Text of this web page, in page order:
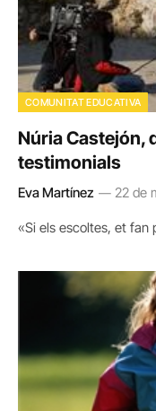
COMUNITAT EDUCATIVA
Núria Castejón,
testimonials
Eva Martínez 22 de
«Si els escoltes, et fan